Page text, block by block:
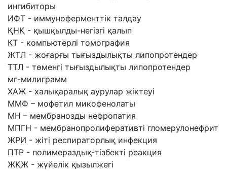
ингибиторы
ИФТ - иммуноферменттік талдау
ҚНҚ - қышқылды-негізгі қалып
КТ - компьютерлі томография
ЖТЛ - жоғарғы тығыздылықты липопротендер
ТТЛ - төменгі тығыздылықты липопротендер
мг-милиграмм
ХАЖ - халықаралық аурулар жіктеуі
ММФ – мофетил микофенолаты
МН – мембранозды нефропатия
МПГН - мембранопролиферативті гломерулонефрит
ЖРИ - жіті респираторлық инфекция
ПТР - полимераздық-тізбекті реакция
ЖҚЖ - жүйелік қызылжегі